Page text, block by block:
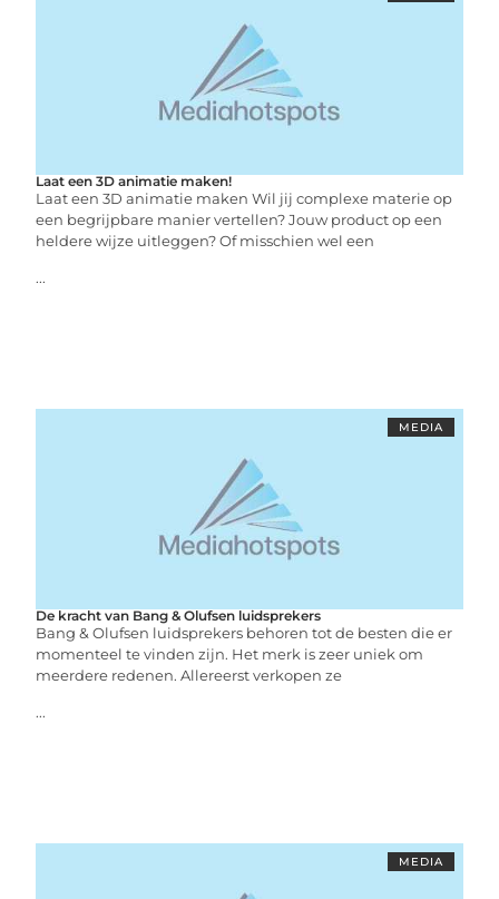
Laat een 3D animatie maken!
Laat een 3D animatie maken Wil jij complexe materie op
een begrijpbare manier vertellen? Jouw product op een
heldere wijze uitleggen? Of misschien wel een
...
MEDIA
De kracht van Bang & Olufsen luidsprekers
Bang & Olufsen luidsprekers behoren tot de besten die er
momenteel te vinden zijn. Het merk is zeer uniek om
meerdere redenen. Allereerst verkopen ze
...
MEDIA